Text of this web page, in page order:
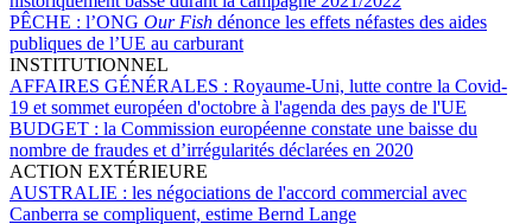
PÊCHE : l’ONG Our Fish dénonce les effets néfastes des aides
publiques de l’UE au carburant
INSTITUTIONNEL
AFFAIRES GÉNÉRALES : Royaume-Uni, lutte contre la Covid-
19 et sommet européen d'octobre à l'agenda des pays de l'UE
BUDGET : la Commission européenne constate une baisse du
nombre de fraudes et d’irrégularités déclarées en 2020
ACTION EXTÉRIEURE
AUSTRALIE : les négociations de l'accord commercial avec
Canberra se compliquent, estime Bernd Lange